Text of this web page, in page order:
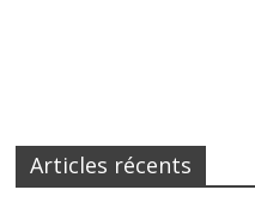
Articles récents